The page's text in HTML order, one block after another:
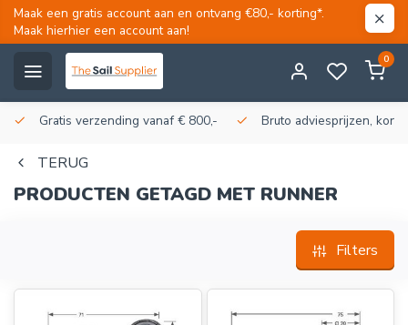
Maak een gratis account aan en ontvang €80,- korting*.
Maak hierhier een account aan!
0
Gratis verzending vanaf € 800,- Bruto adviesprijzen,
TERUG
PRODUCTEN GETAGD MET RUNNER
Filters